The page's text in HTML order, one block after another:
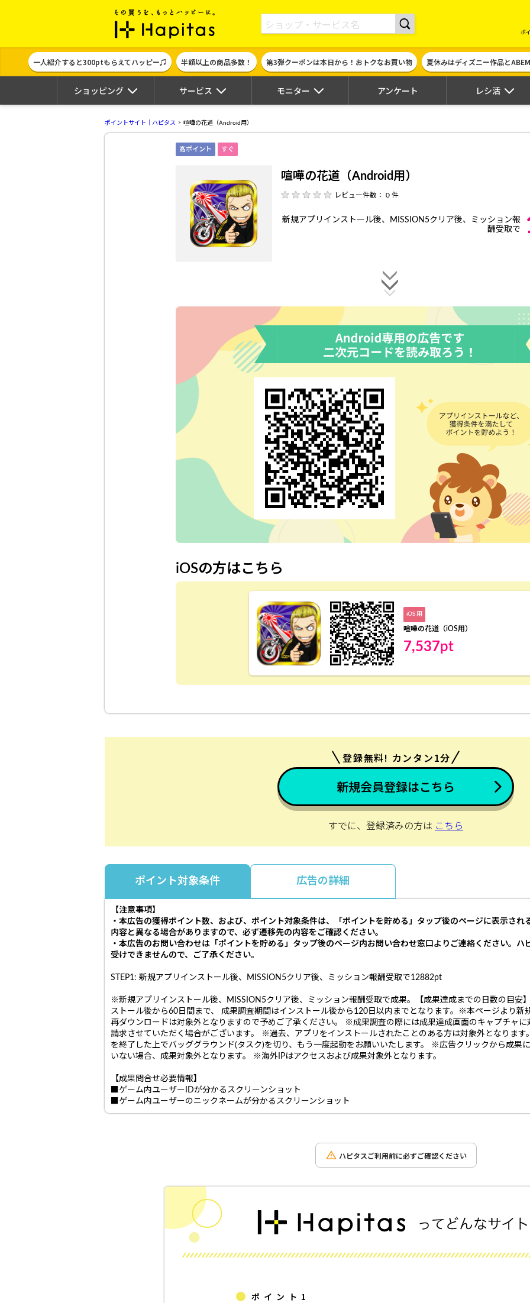
ポイント貯めて現金やギフト券に交換できるポイントサイト | ハピタス
ポ
一人紹介すると300ptもらえてハッピー♫ 半額以上の商品多数！ 第3弾クーポンは本日から！おトクなお買い物 夏休みはディズニー作品と
ショッピング サービス モニター アンケート レシ活
ポイントサイト｜ハピタス 喧嘩の花道（Android用）
高ポイント すぐ
喧嘩の花道（Android用）
レビュー件数： 0 件
新規アプリインストール後、MISSION5クリア後、ミッション報
酬受取で
iOSの方はこちら
iOS 用
喧嘩の花道（iOS用）
7,537pt
登録無料! カンタン1分
新規会員登録はこちら
すでに、登録済みの方は こちら
ポイント対象条件 広告の詳細
【注意事項】
・本広告の獲得ポイント数、および、ポイント対象条件は、「ポイントを貯める」タップ後のページに表示され
内容と異なる場合がありますので、必ず遷移先の内容をご確認ください。
・本広告のお問い合わせは「ポイントを貯める」タップ後のページ内お問い合わせ窓口よりご連絡ください。
受けできませんので、ご了承ください。
STEP1: 新規アプリインストール後、MISSION5クリア後、ミッション報酬受取で12882pt
※新規アプリインストール後、MISSION5クリア後、ミッション報酬受取で成果。【成果達成までの日数の目
ストール後から60日間まで、 成果調査期間はインストール後から120日以内までとなります。※本ページより新
再ダウンロードは対象外となりますので予めご了承ください。 ※成果調査の際には成果達成画面のキャプチャ
請求させていただく場合がございます。 ※過去、アプリをインストールされたことのある方は対象外となりま
を終了した上でバッググラウンド(タスク)を切り、もう一度起動をお願いいたします。 ※広告クリックから成果
いない場合、成果対象外となります。 ※海外IPはアクセスおよび成果対象外となります。
【成果問合せ必要情報】
■ゲーム内ユーザーIDが分かるスクリーンショット
■ゲーム内ユーザーのニックネームが分かるスクリーンショット
ハピタスご利用前に必ずご確認ください
ポイント1